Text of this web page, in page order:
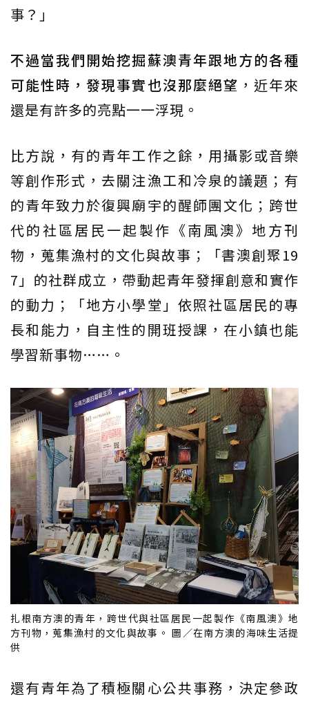
事？」
不過當我們開始挖掘蘇澳青年跟地方的各種
可能性時，發現事實也沒那麼絕望 ，近年來
還是有許多的亮點一一浮現。
比方說，有的青年工作之餘，用攝影或音樂
等創作形式，去關注漁工和冷泉的議題；有
的青年致力於復興廟宇的醒師團文化；跨世
代的社區居民一起製作《南風澳》地方刊
物，蒐集漁村的文化與故事；「書澳創聚19
7」的社群成立，帶動起青年發揮創意和實作
的動力；「地方小學堂」依照社區居民的專
長和能力，自主性的開班授課，在小鎮也能
學習新事物……。
扎根南方澳的青年，跨世代與社區居民一起製作《南風澳》地
方刊物，蒐集漁村的文化與故事。 圖／在南方澳的海味生活提
供
還有青年為了積極關心公共事務，決定參政